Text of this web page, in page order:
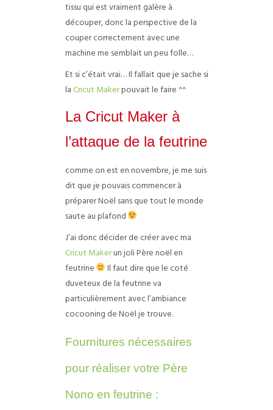
tissu qui est vraiment galère à
découper, donc la perspective de la
couper correctement avec une
machine me semblait un peu folle…
Et si c’était vrai… Il fallait que je sache si
laCricut Makerpouvait le faire ^^
La Cricut Maker à
l’attaque de la feutrine
comme on est en novembre, je me suis
dit que je pouvais commencer à
préparer Noël sans que tout le monde
saute au plafond
J’ai donc décider de créer avec ma
Cricut Makerun joli Père noël en
feutrine
Il faut dire que le coté
duveteux de la feutrine va
particulièrement avec l’ambiance
cocooning de Noël je trouve.
Fournitures nécessaires
pour réaliser votre Père
Nono en feutrine :